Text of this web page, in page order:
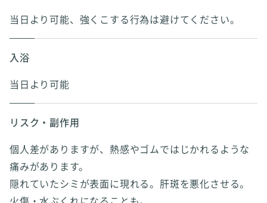
当日より可能、強くこする行為は避けてください。
入浴
当日より可能
リスク・副作用
個人差がありますが、熱感やゴムではじかれるような
痛みがあります。
隠れていたシミが表面に現れる。肝斑を悪化させる。